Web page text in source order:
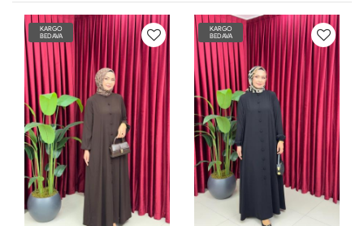
KARGO
BEDAVA
KARGO
BEDAVA